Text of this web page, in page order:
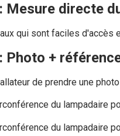
Mesure directe
qui sont faciles d'accès
Photo +
de prendre une